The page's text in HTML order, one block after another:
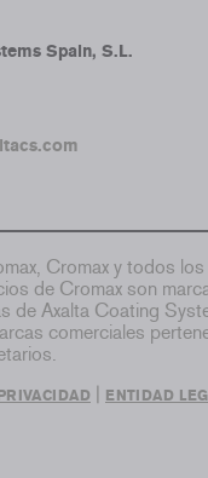
Spain, S.L.
Cromax y todos
de Cromax son
de Axalta Coating
comerciales
ENTIDAD